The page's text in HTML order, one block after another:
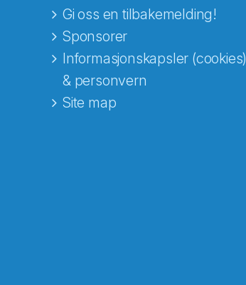
Gi oss en tilbakemelding!
Sponsorer
Informasjonskapsler (cookies)
& personvern
Site map